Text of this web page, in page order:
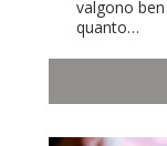
valgono
quanto…